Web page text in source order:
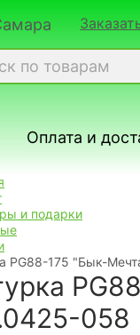
Оплата и
и подарки
PG88-175 "Бык-
058